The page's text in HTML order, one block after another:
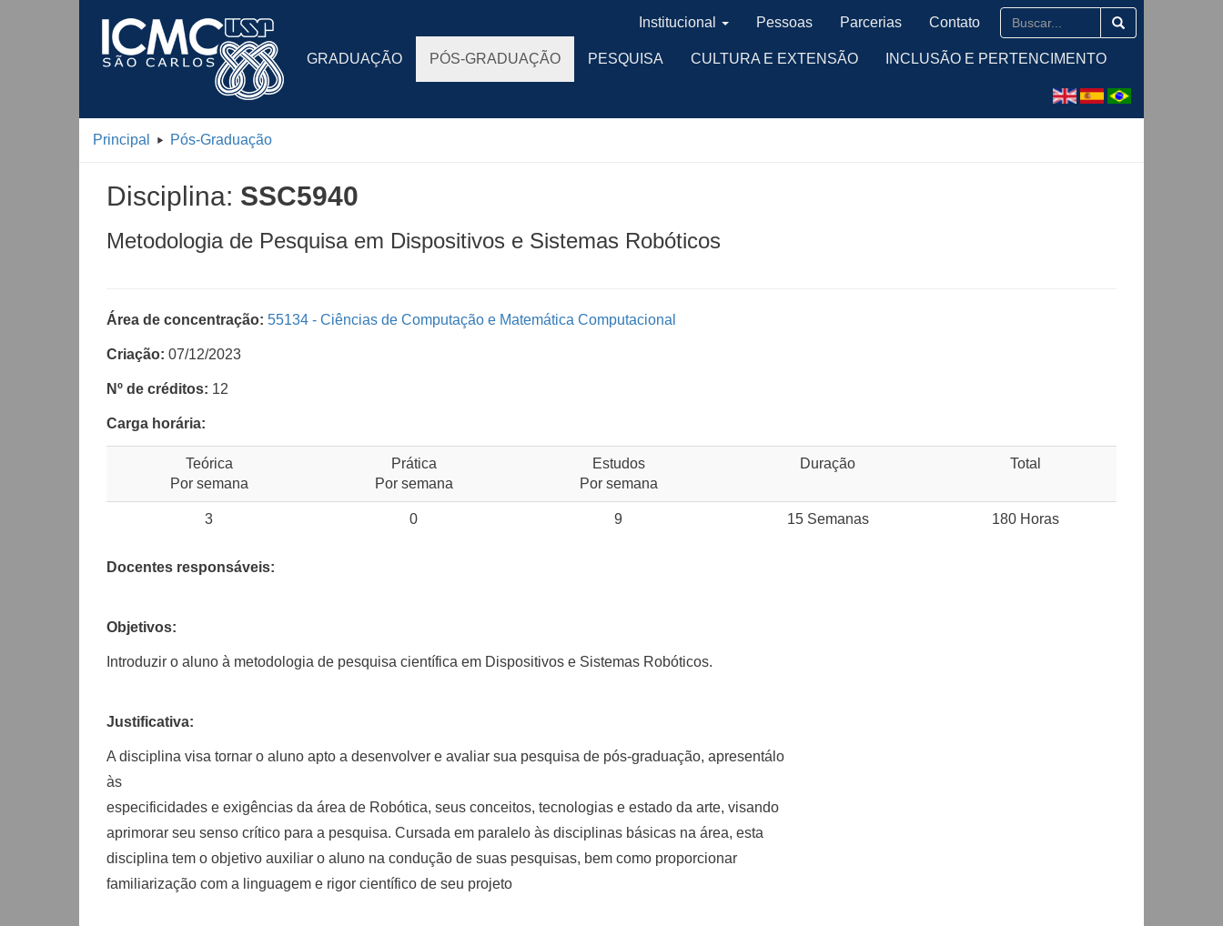
GRADUAÇÃO PÓS-GRADUAÇÃO PESQUISA CULTURA E EXTENSÃO INCLUSÃO E PERTENCIMENTO
Institucional Pessoas Parcerias Contato
Principal Pós-Graduação
Disciplina: SSC5940
Metodologia de Pesquisa em Dispositivos e Sistemas Robóticos
Área de concentração: 55134 - Ciências de Computação e Matemática Computacional
Criação: 07/12/2023
Nº de créditos: 12
Carga horária:
Teórica
Por semana
Prática
Por semana
Estudos
Por semana
Duração Total
3 0 9 15 Semanas 180 Horas
Docentes responsáveis:
Objetivos:
Introduzir o aluno à metodologia de pesquisa científica em Dispositivos e Sistemas Robóticos.
Justificativa:
A disciplina visa tornar o aluno apto a desenvolver e avaliar sua pesquisa de pós-graduação, apresentálo
às
especificidades e exigências da área de Robótica, seus conceitos, tecnologias e estado da arte, visando
aprimorar seu senso crítico para a pesquisa. Cursada em paralelo às disciplinas básicas na área, esta
disciplina tem o objetivo auxiliar o aluno na condução de suas pesquisas, bem como proporcionar
familiarização com a linguagem e rigor científico de seu projeto